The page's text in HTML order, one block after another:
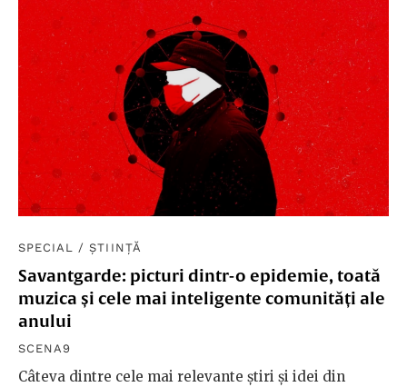
SPECIAL /ȘTIINȚĂ
Savantgarde: picturi dintr-o epidemie, toată
muzica și cele mai inteligente comunități ale
anului
SCENA9
Câteva dintre cele mai relevante știri și idei din